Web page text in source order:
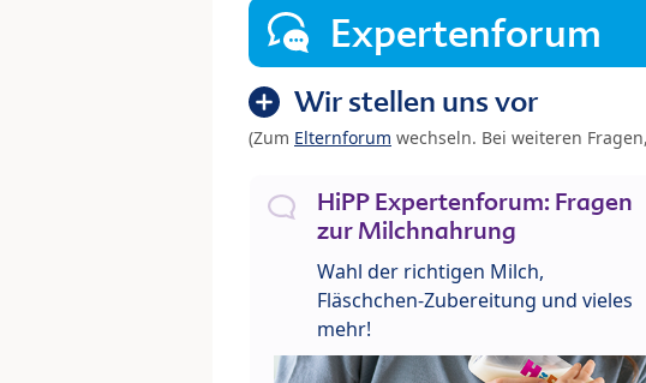
Expertenforum
Wir stellen uns vor
(Zum Elternforum wechseln. Bei weiteren
HiPP Expertenforum: Fragen
zur Milchnahrung
Wahl der richtigen Milch,
Fläschchen-Zubereitung und vieles
mehr!